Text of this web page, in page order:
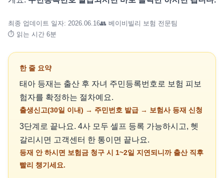
최종 업데이트 일자: 2026.06.16👥 베이비빌리 보험 전문팀
⏱ 읽는 시간 6분
한 줄 요약
태아 등재는 출산 후 자녀 주민등록번호로 보험 피보
험자를 확정하는 절차예요.
출생신고(30일 이내) → 주민번호 발급 → 보험사 등재 신청
3단계로 끝나요. 4사 모두 셀프 등록 가능하시고, 헷
갈리시면 고객센터 한 통이면 끝나요.
등재 안 하시면 보험금 청구 시 1~2일 지연되니까 출산 직후
빨리 챙기세요.